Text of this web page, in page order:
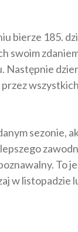
bierze 185.
swoim
sezonie,
To
w